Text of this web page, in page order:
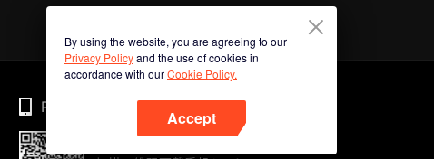
By using the website, you are agreeing to our
Privacy Policyand the use of cookies in
accordance with ourCookie Policy.
Accept
Phone